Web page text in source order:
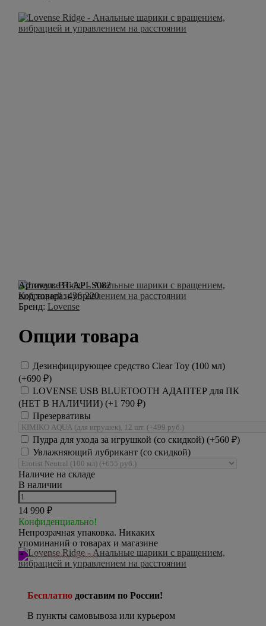
Артикул:BT-APLS082
Код товара:436-220
Бренд: Lovense
Опции товара
Дезинфицирующее средство Clear Toy (100 мл)
(+690 ₽)
LOVENSE USB BLUETOOTH АДАПТЕР для ПК
(НЕТ В НАЛИЧИИ) (+1 790 ₽)
Презервативы
Пудра для ухода за игрушкой (со скидкой) (+560 ₽)
Увлажняющий лубрикант (со скидкой)
Наличие на складе
В наличии
14 990 ₽
Конфиденциально!
Непрозрачная упаковка. Никаких
упоминаний о товарах и магазине
Доставка, акции
Бесплатно доставим по России!
В пункты самовывоза или курьером